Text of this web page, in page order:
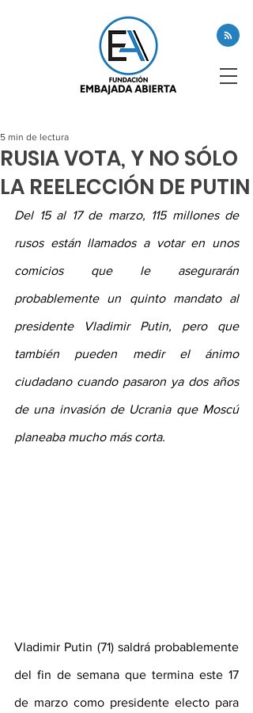
RUSIA VOTA, Y NO SÓLO
LA REELECCIÓN DE PUTIN
5 min de lectura
Del 15 al 17 de marzo, 115 millones de
rusos están llamados a votar en unos
comicios que le asegurarán
probablemente un quinto mandato al
presidente Vladimir Putin, pero que
también pueden medir el ánimo
ciudadano cuando pasaron ya dos años
de una invasión de Ucrania que Moscú
planeaba mucho más corta.
Vladimir Putin (71) saldrá probablemente
del fin de semana que termina este 17
de marzo como presidente electo para